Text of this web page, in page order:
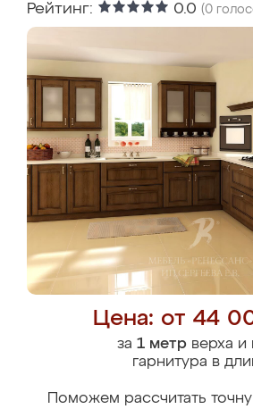
Рейтинг: 0.0 (0
Цена: от 44
за 1 метрверха и
гарнитура в
Поможем рассчитать